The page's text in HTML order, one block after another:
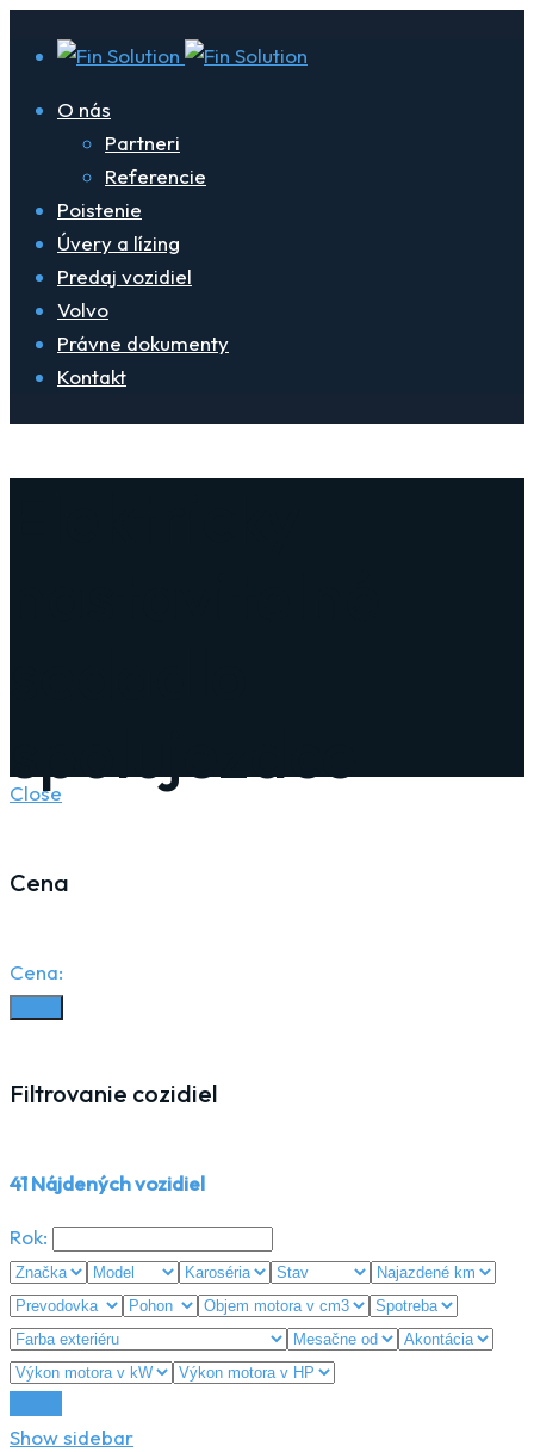
O nás
Partneri
Referencie
Poistenie
Úvery a lízing
Predaj vozidiel
Volvo
Právne dokumenty
Kontakt
spolujezdce
Close
Cena
Cena:
Filtrovanie cozidiel
41Nájdených vozidiel
Rok:
Show sidebar